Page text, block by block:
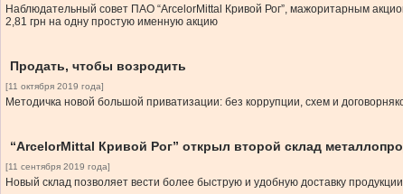
Наблюдательный совет ПАО “ArcelorMittal Кривой Рог”, мажоритарным
2,81 грн на одну простую именную акцию
Продать, чтобы возродить
[11 октября 2019 года]
Методичка новой большой приватизации: без коррупции, схем и
“ArcelorMittal Кривой Рог” открыл второй склад
[11 сентября 2019 года]
Новый склад позволяет вести более быструю и удобную доставку